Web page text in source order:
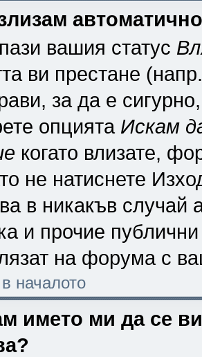
вашия статус
ви престане
за да е
опцията Искам
когато влизате,
не натиснете
в никакъв случай
и прочие
на форума с
началото
името ми да се